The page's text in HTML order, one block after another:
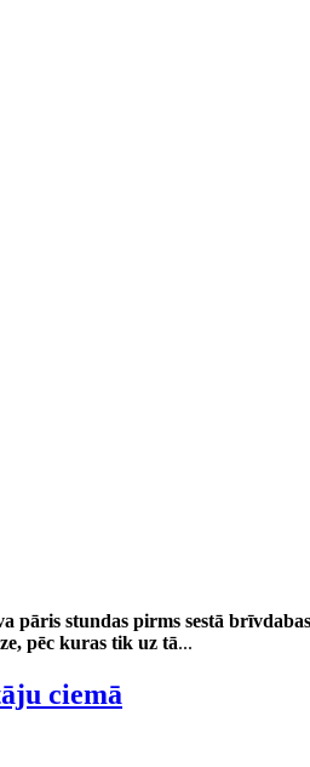
stundas pirms sestā
pēc kuras tik uz tā...
ciemā